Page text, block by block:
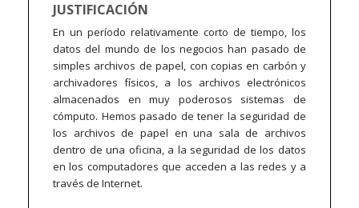
JUSTIFICACIÓN
En un período relativamente corto de tiempo, los
datos del mundo de los negocios han pasado de
simples archivos de papel, con copias en carbón y
archivadores físicos, a los archivos electrónicos
almacenados en muy poderosos sistemas de
cómputo. Hemos pasado de tener la seguridad de
los archivos de papel en una sala de archivos
dentro de una oficina, a la seguridad de los datos
en los computadores que acceden a las redes y a
través de Internet.